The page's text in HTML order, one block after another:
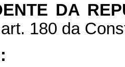
DA
180 da